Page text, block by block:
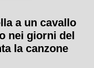
a un cavallo
nei giorni del
la canzone